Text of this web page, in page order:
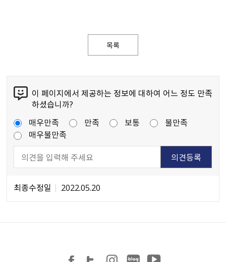
목록
이 페이지에서 제공하는 정보에 대하여 어느 정도 만족
하셨습니까?
매우만족
만족 보통
불만족
매우불만족
최종수정일 2022.05.20